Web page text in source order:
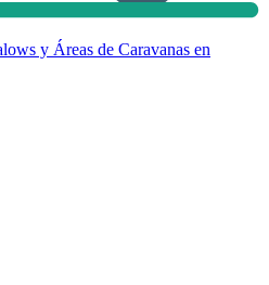
y Áreas de Caravanas en